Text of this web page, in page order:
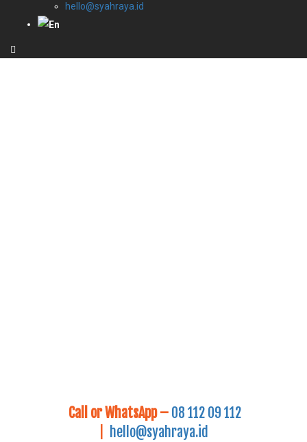
hello@syahraya.id
Call or WhatsApp – 08 112 09 112
hello@syahraya.id